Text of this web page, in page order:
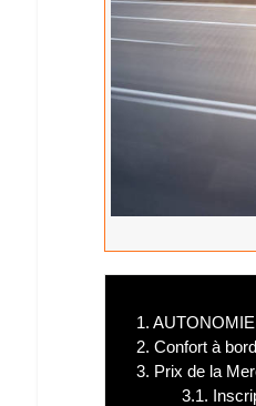
1.
2. Confort à
3. Prix de la
3.1.